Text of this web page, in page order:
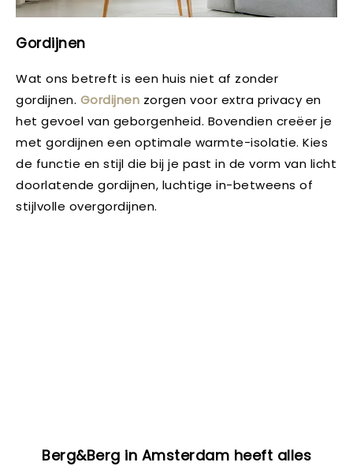
Gordijnen
Wat ons betreft is een huis niet af zonder
gordijnen. Gordijnen zorgen voor extra privacy en
het gevoel van geborgenheid. Bovendien creëer je
met gordijnen een optimale warmte-isolatie. Kies
de functie en stijl die bij je past in de vorm van licht
doorlatende gordijnen, luchtige in-betweens of
stijlvolle overgordijnen.
Berg&Berg in Amsterdam heeft alles